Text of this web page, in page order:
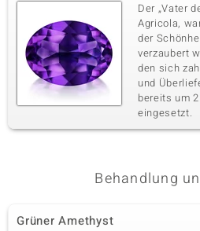
Der „Vater
Agricola,
der
verzaubert
den sich
und
bereits um
eingesetzt.
Behandlung
Grüner Amethyst